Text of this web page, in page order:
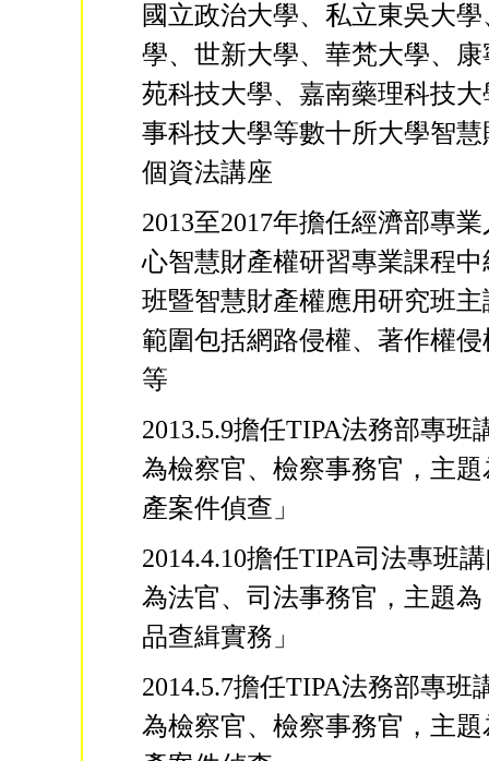
國立政治大學、私立東吳大
學、世新大學、華梵大學、
苑科技大學、嘉南藥理科技
事科技大學等數十所大學智
個資法講座
2013至2017年擔任經濟部專
心智慧財產權研習專業課程
班暨智慧財產權應用研究班
範圍包括網路侵權、著作權
等
2013.5.9擔任TIPA法務部專班
為檢察官、檢察事務官，主
產案件偵查」
2014.4.10擔任TIPA司法專班
為法官、司法事務官，主題
品查緝實務」
2014.5.7擔任TIPA法務部專班
為檢察官、檢察事務官，主